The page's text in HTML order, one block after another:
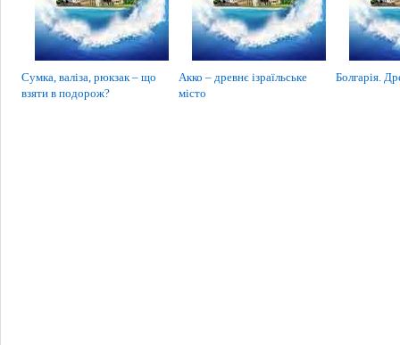
Сумка, валіза, рюкзак – що
взяти в подорож?
Акко – древнє ізраїльське
місто
Болгарія.